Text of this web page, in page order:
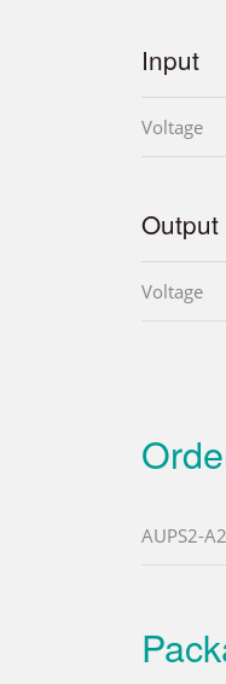
Input
Voltage
Output
Voltage
AUPS2-